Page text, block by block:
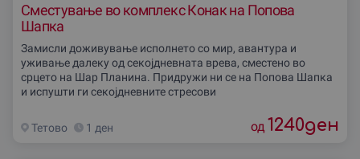
Сместување во комплекс Конак на Попова
Шапка
Замисли доживување исполнето со мир, авантура и
уживање далеку од секојдневната врева, сместено во
срцето на Шар Планина. Придружи ни се на Попова Шапка
и испушти ги секојдневните стресови
Тетово 1 ден од 1240ден